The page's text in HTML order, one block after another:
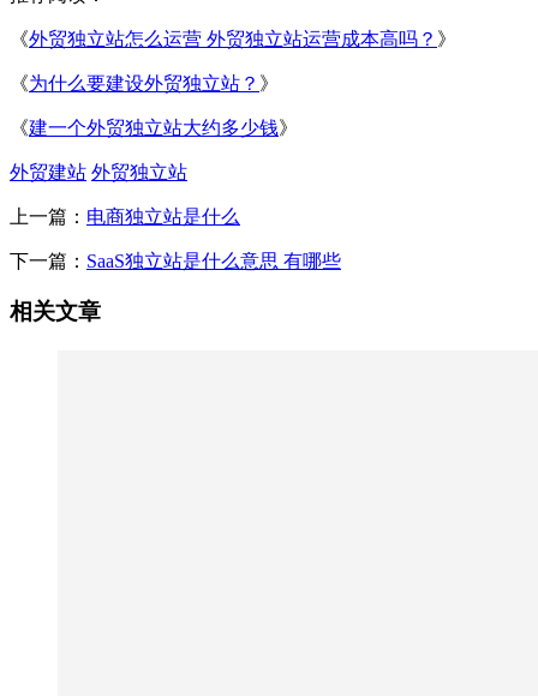
《外贸独立站怎么运营 外贸独立站运营成本高吗？ 》
《为什么要建设外贸独立站？ 》
《建一个外贸独立站大约多少钱》
外贸建站 外贸独立站
上一篇： 电商独立站是什么
下一篇： SaaS独立站是什么意思 有哪些
相关文章